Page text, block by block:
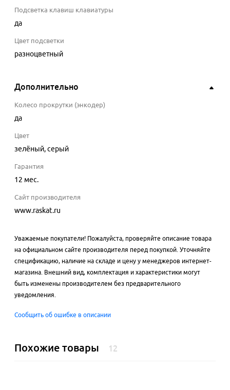
Подсветка клавиш клавиатуры
да
Цвет подсветки
разноцветный
Дополнительно
Колесо прокрутки (энкодер)
да
Цвет
зелёный, серый
Гарантия
12 мес.
Сайт производителя
www.raskat.ru
Уважаемые покупатели! Пожалуйста, проверяйте описание товара
на официальном сайте производителя перед покупкой. Уточняйте
спецификацию, наличие на складе и цену у менеджеров интернет-
магазина. Внешний вид, комплектация и характеристики могут
быть изменены производителем без предварительного
уведомления.
Сообщить об ошибке в описании
Похожие товары 12